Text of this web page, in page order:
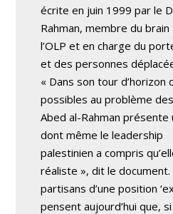
écrite en juin 1999 par le
Rahman, membre du
l’OLP et en charge du
et des personnes
« Dans son tour d’horizon
possibles au problème
Abed al-Rahman
dont même le leadership
palestinien a compris
réaliste », dit le document.
partisans d’une position
pensent aujourd’hui que,